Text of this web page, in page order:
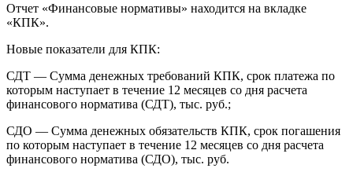
Отчет «Финансовые нормативы» находится на вкладке
«КПК».
Новые показатели для КПК:
СДТ — Сумма денежных требований КПК, срок платежа по
которым наступает в течение 12 месяцев со дня расчета
финансового норматива (СДТ), тыс. руб.;
СДО — Сумма денежных обязательств КПК, срок погашения
по которым наступает в течение 12 месяцев со дня расчета
финансового норматива (СДО), тыс. руб.